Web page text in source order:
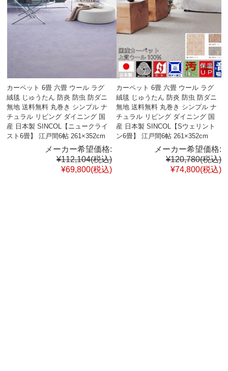
カーペット 6畳 六畳 ウール ラグ
絨毯 じゅうたん 防炎 防虫 防ダニ
無地 送料無料 丸巻き シンプル ナ
チュラル リビング ダイニング 国
産 日本製 SINCOL【ニュークライ
スト6畳】 江戸間6帖 261×352cm
メーカー希望価格:
¥112,104(税込)
¥69,800(税込)
カーペット 6畳 六畳 ウール ラグ
絨毯 じゅうたん 防炎 防虫 防ダニ
無地 送料無料 丸巻き シンプル ナ
チュラル リビング ダイニング 国
産 日本製 SINCOL【Sウェリント
ン6畳】 江戸間6帖 261×352cm
メーカー希望価格:
¥120,780(税込)
¥74,800(税込)